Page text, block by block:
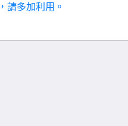
多加利用。